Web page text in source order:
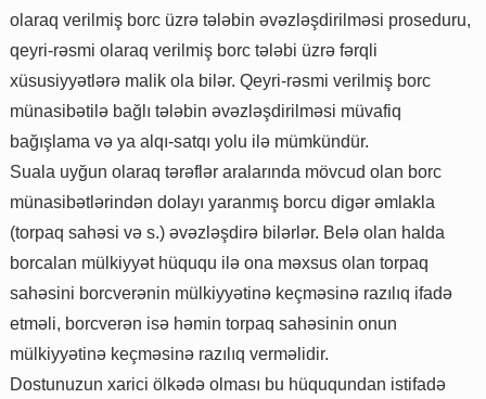
olaraq verilmiş borc üzrə tələbin əvəzləşdirilməsi proseduru,
qeyri-rəsmi olaraq verilmiş borc tələbi üzrə fərqli
xüsusiyyətlərə malik ola bilər. Qeyri-rəsmi verilmiş borc
münasibətilə bağlı tələbin əvəzləşdirilməsi müvafiq
bağışlama və ya alqı-satqı yolu ilə mümkündür.
Suala uyğun olaraq tərəflər aralarında mövcud olan borc
münasibətlərindən dolayı yaranmış borcu digər əmlakla
(torpaq sahəsi və s.) əvəzləşdirə bilərlər. Belə olan halda
borcalan mülkiyyət hüququ ilə ona məxsus olan torpaq
sahəsini borcverənin mülkiyyətinə keçməsinə razılıq ifadə
etməli, borcverən isə həmin torpaq sahəsinin onun
mülkiyyətinə keçməsinə razılıq verməlidir.
Dostunuzun xarici ölkədə olması bu hüququndan istifadə